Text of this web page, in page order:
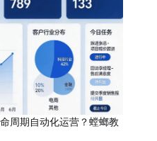
周期自动化运营？螳螂教